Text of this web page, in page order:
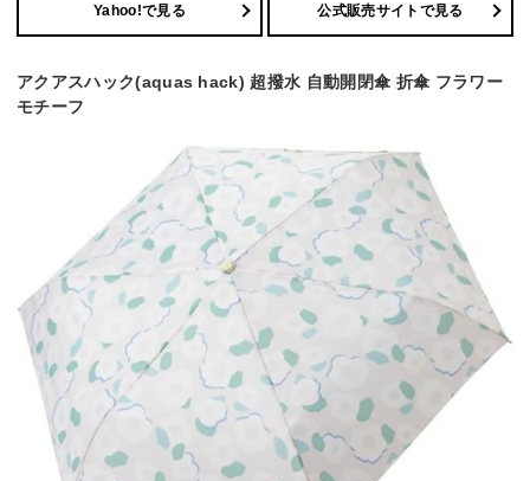
Yahoo!で見る 公式販売サイトで見る
アクアスハック(aquas hack) 超撥水 自動開閉傘 折傘 フラワー
モチーフ